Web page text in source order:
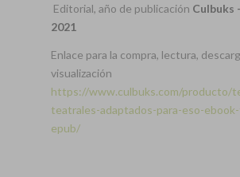
Editorial, año de publicación Culbuks
2021
Enlace para la compra, lectura,
visualización
https://www.culbuks.com/producto/
teatrales-adaptados-para-eso-
epub/